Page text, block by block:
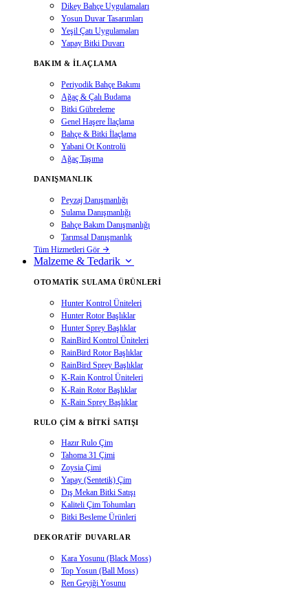
Dikey Bahçe Uygulamaları
Yosun Duvar Tasarımları
Yeşil Çatı Uygulamaları
Yapay Bitki Duvarı
BAKIM & İLAÇLAMA
Periyodik Bahçe Bakımı
Ağaç & Çalı Budama
Bitki Gübreleme
Genel Haşere İlaçlama
Bahçe & Bitki İlaçlama
Yabani Ot Kontrolü
Ağaç Taşıma
DANIŞMANLIK
Peyzaj Danışmanlığı
Sulama Danışmanlığı
Bahçe Bakım Danışmanlığı
Tarımsal Danışmanlık
Tüm Hizmetleri Gör
Malzeme & Tedarik
OTOMATIK SULAMA ÜRÜNLERI
Hunter Kontrol Üniteleri
Hunter Rotor Başlıklar
Hunter Sprey Başlıklar
RainBird Kontrol Üniteleri
RainBird Rotor Başlıklar
RainBird Sprey Başlıklar
K-Rain Kontrol Üniteleri
K-Rain Rotor Başlıklar
K-Rain Sprey Başlıklar
RULO ÇIM & BITKI SATIŞI
Hazır Rulo Çim
Tahoma 31 Çimi
Zoysia Çimi
Yapay (Sentetik) Çim
Dış Mekan Bitki Satışı
Kaliteli Çim Tohumları
Bitki Besleme Ürünleri
DEKORATIF DUVARLAR
Kara Yosunu (Black Moss)
Top Yosun (Ball Moss)
Ren Geyiği Yosunu